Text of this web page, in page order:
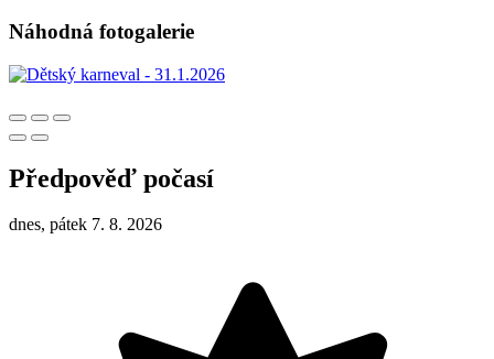
Náhodná fotogalerie
Předpověď počasí
dnes, pátek 7. 8. 2026